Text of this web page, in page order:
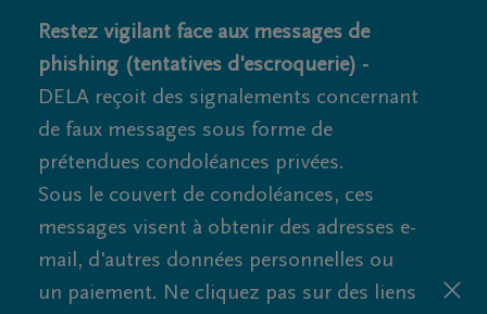
Restez vigilant face aux messages de
phishing (tentatives d'escroquerie) -
DELA reçoit des signalements concernant
de faux messages sous forme de
prétendues condoléances privées.
Sous le couvert de condoléances, ces
messages visent à obtenir des adresses e-
mail, d'autres données personnelles ou
un paiement. Ne cliquez pas sur des liens